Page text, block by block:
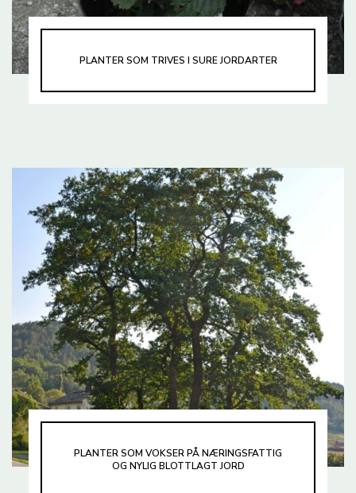
PLANTER SOM TRIVES I SURE JORDARTER
PLANTER SOM VOKSER PÅ NÆRINGSFATTIG
OG NYLIG BLOTTLAGT JORD